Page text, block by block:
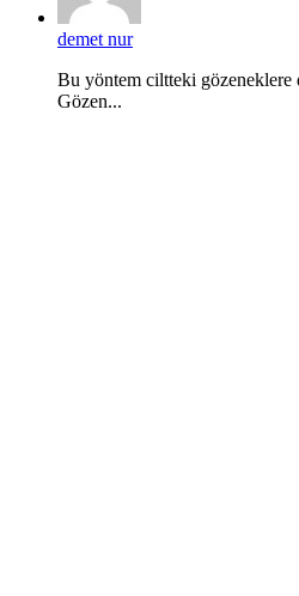
demet nur
Bu yöntem ciltteki
Gözen...